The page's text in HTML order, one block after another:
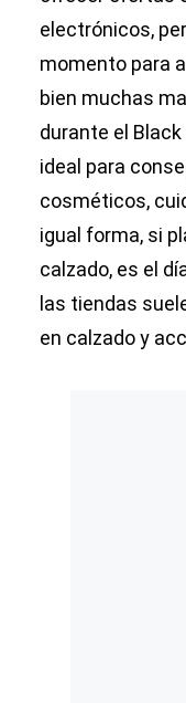
electrónicos,
momento para
bien muchas
durante el
ideal para
cosméticos,
igual forma, si
calzado, es el
las tiendas
en calzado y